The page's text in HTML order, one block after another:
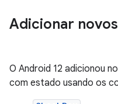
Adicionar
O Android 12 adicionou
com estado usando os